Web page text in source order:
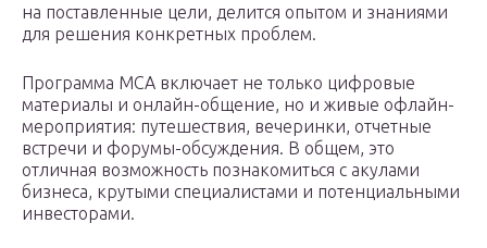
на поставленные цели, делится опытом и знаниями
для решения конкретных проблем.
Программа МСА включает не только цифровые
материалы и онлайн-общение, но и живые офлайн-
мероприятия: путешествия, вечеринки, отчетные
встречи и форумы-обсуждения. В общем, это
отличная возможность познакомиться с акулами
бизнеса, крутыми специалистами и потенциальными
инвесторами.